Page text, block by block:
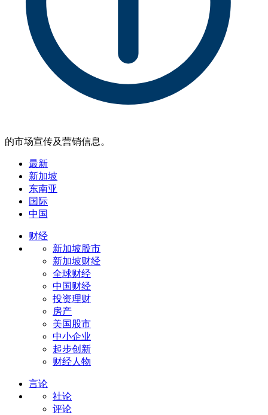
的市场宣传及营销信息。
最新
新加坡
东南亚
国际
中国
财经
新加坡股市
新加坡财经
全球财经
中国财经
投资理财
房产
美国股市
中小企业
起步创新
财经人物
言论
社论
评论